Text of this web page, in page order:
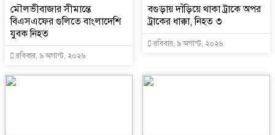
মৌলভীবাজার সীমান্তে
বিএসএফের গুলিতে বাংলাদেশি
যুবক নিহত
রবিবার, ৯ অগাস্ট, ২০২৬
বগুড়ায় দাঁড়িয়ে থাকা ট্রাকে অপর
ট্রাকের ধাক্কা, নিহত ৩
রবিবার, ৯ অগাস্ট, ২০২৬